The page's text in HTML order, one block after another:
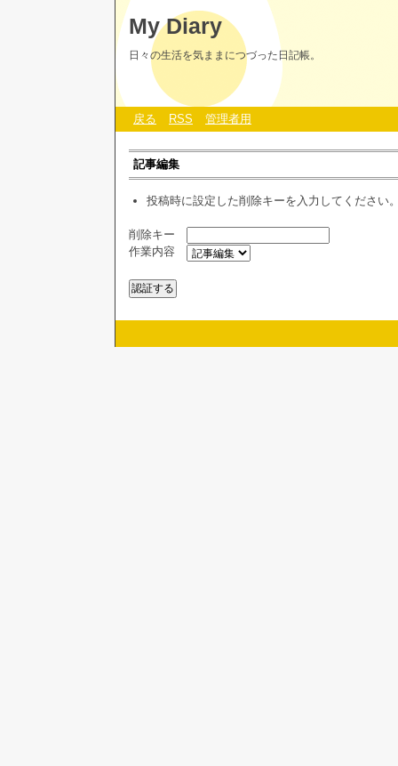
My Diary
日々の生活を気ままにつづった日記帳。
戻る RSS 管理者用
記事編集
投稿時に設定した削除キーを入力してください
削除キー
作業内容